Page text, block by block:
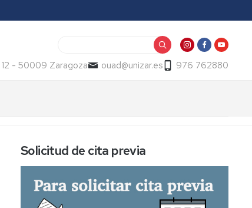
- 50009 Zaragoza ouad@unizar.es 976 762880
Solicitud de cita previa